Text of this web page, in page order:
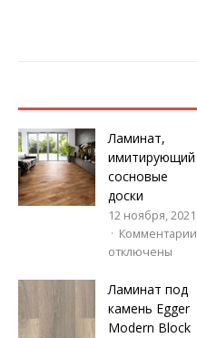
Ламинат,
имитирующий
сосновые
доски
12 ноября, 2021
Комментарии
отключены
Ламинат под
камень Egger
Modern Block